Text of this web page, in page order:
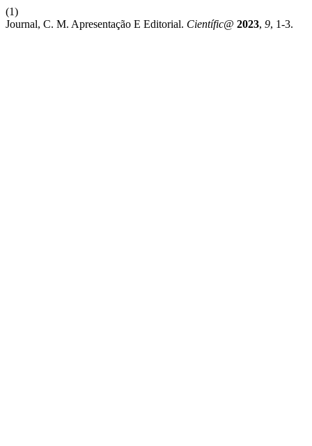
(1)
Journal, C. M. Apresentação E Editorial. Científic@ 2023, 9, 1-3.